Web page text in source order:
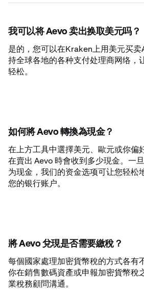
我可以将 Aevo 卖出换取美元吗？
是的，您可以在Kraken上用美元买
持全球各地的各种支付处理商网络，
轻松。
如何將 Aevo 轉換為現金？
在上方工具中選擇美元、歐元或你偏
在賣出 Aevo 時會收到多少現金。一
为现金，我们的资金选项可让您轻松
您的银行账户。
將 Aevo 兌現是否需要繳稅？
每個國家處理加密貨幣稅的方式各有
你在銷售數碼資產或申報加密貨幣稅
業稅務顧問溝通。